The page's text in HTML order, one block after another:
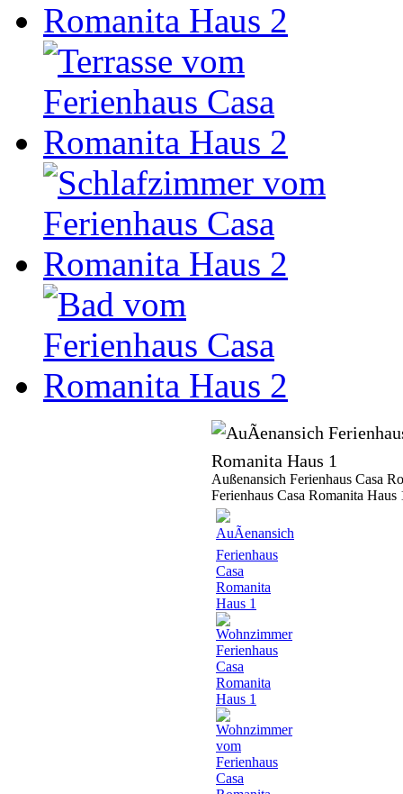
Außenansich Ferienhaus Casa
Ferienhaus Casa Romanita Haus